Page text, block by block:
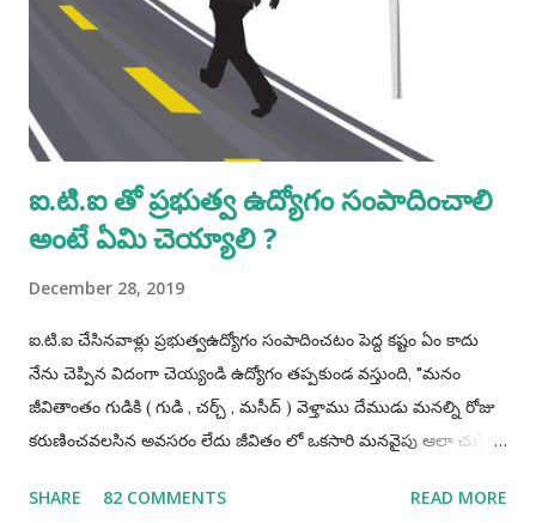
ఐ.టి.ఐ తో ప్రభుత్వ ఉద్యోగం సంపాదించాలి
అంటే ఏమి చెయ్యాలి ?
December 28, 2019
ఐ.టి.ఐ చేసినవాళ్లు ప్రభుత్వఉద్యోగం సంపాదించటం పెద్ద కష్టం ఏం కాదు
నేను చెప్పిన విదంగా చెయ్యండి ఉద్యోగం తప్పకుండ వస్తుంది, "మనం
జీవితాంతం గుడికి ( గుడి , చర్చ్ , మసీద్ ) వెళ్తాము దేముడు మనల్ని రోజు
కరుణించవలసిన అవసరం లేదు జీవితం లో ఒకసారి మనవైపు ఆలా చుస్తే
ప్రభుత్వఉద్యోగాలు రాస్తూవుండాలి ఒకసారి మనం పాస్ అయితే చాలు
SHARE 82 COMMENTS READ MORE